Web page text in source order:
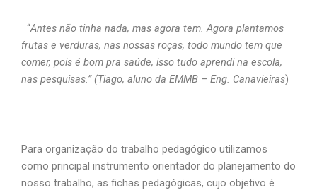
“Antes não tinha nada, mas agora tem. Agora plantamos
frutas e verduras, nas nossas roças, todo mundo tem que
comer, pois é bom pra saúde, isso tudo aprendi na escola,
nas pesquisas.” (Tiago, aluno da EMMB – Eng. Canavieiras)
Para organização do trabalho pedagógico utilizamos
como principal instrumento orientador do planejamento do
nosso trabalho, as fichas pedagógicas, cujo objetivo é